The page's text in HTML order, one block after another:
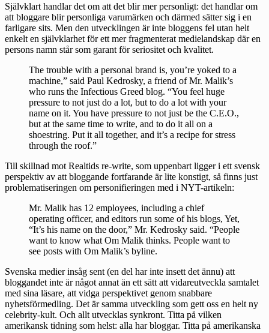
Självklart handlar det om att det blir mer personligt: det handlar om
att bloggare blir personliga varumärken och därmed sätter sig i en
farligare sits. Men den utvecklingen är inte bloggens fel utan helt
enkelt en självklarhet för ett mer fragmenterat medielandskap där en
persons namn står som garant för seriositet och kvalitet.
The trouble with a personal brand is, you’re yoked to a
machine,” said Paul Kedrosky, a friend of Mr. Malik’s
who runs the Infectious Greed blog. “You feel huge
pressure to not just do a lot, but to do a lot with your
name on it. You have pressure to not just be the C.E.O.,
but at the same time to write, and to do it all on a
shoestring. Put it all together, and it’s a recipe for stress
through the roof.”
Till skillnad mot Realtids re-write, som uppenbart ligger i ett svensk
perspektiv av att bloggande fortfarande är lite konstigt, så finns just
problematiseringen om personifieringen med i NYT-artikeln:
Mr. Malik has 12 employees, including a chief
operating officer, and editors run some of his blogs, Yet,
“It’s his name on the door,” Mr. Kedrosky said. “People
want to know what Om Malik thinks. People want to
see posts with Om Malik’s byline.
Svenska medier insåg sent (en del har inte insett det ännu) att
bloggandet inte är något annat än ett sätt att vidareutveckla samtalet
med sina läsare, att vidga perspektivet genom snabbare
nyhetsförmedling. Det är samma utveckling som gett oss en helt ny
celebrity-kult. Och allt utvecklas synkront. Titta på vilken
amerikansk tidning som helst: alla har bloggar. Titta på amerikanska